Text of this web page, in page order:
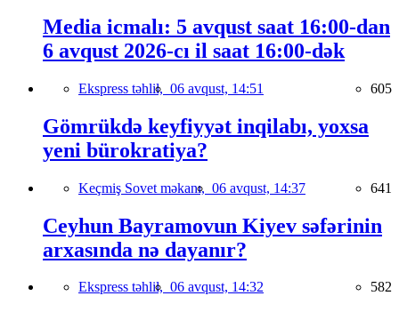
Media icmalı: 5 avqust saat 16:00-dan
6 avqust 2026-cı il saat 16:00-dək
Ekspress təhlil, 06 avqust, 14:51 605
Gömrükdə keyfiyyət inqilabı, yoxsa
yeni bürokratiya?
Keçmiş Sovet məkanı, 06 avqust, 14:37 641
Ceyhun Bayramovun Kiyev səfərinin
arxasında nə dayanır?
Ekspress təhlil, 06 avqust, 14:32 582